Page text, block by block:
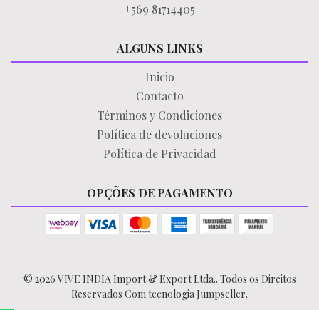
+569 81714405
ALGUNS LINKS
Inicio
Contacto
Términos y Condiciones
Política de devoluciones
Política de Privacidad
OPÇÕES DE PAGAMENTO
© 2026 VIVE INDIA Import & Export Ltda.. Todos os Direitos
Reservados Com tecnologia Jumpseller.